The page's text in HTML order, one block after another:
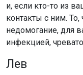
и, если кто-то из
контакты с ним.
недомогание, для
инфекцией,
Лев